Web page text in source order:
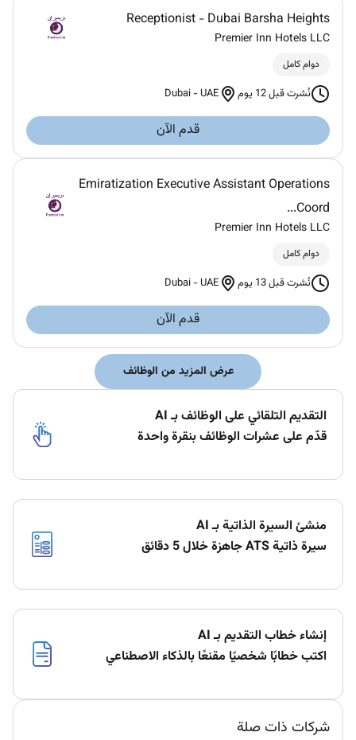
Receptionist - Dubai Barsha Heights
Premier Inn Hotels LLC
دوام كامل
نُشرت قبل 12 يوم Dubai -UAE
قدم الآن
Emiratization Executive Assistant Operations
Coord...
Premier Inn Hotels LLC
دوام كامل
نُشرت قبل 13 يوم Dubai -UAE
قدم الآن
عرض المزيد من الوظائف
التقديم التلقائي على الوظائف بـ AI
قدّم على عشرات الوظائف بنقرة واحدة
منشئ السيرة الذاتية بـ AI
سيرة ذاتية ATS جاهزة خلال 5 دقائق
إنشاء خطاب التقديم بـ AI
اكتب خطابًا شخصيًا مقنعًا بالذكاء الاصطناعي
شركات ذات صلة